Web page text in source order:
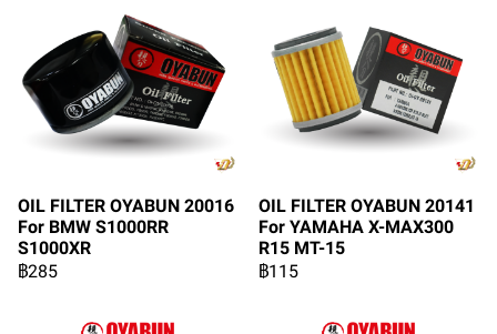
OIL FILTER OYABUN 20016
For BMW S1000RR
S1000XR
฿285
OIL FILTER OYABUN 20141
For YAMAHA X-MAX300
R15 MT-15
฿115